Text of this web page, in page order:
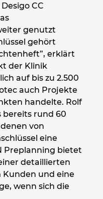
CC
genutzt
gehört
erklärt
der Klinik
auf bis zu 2.500
auch Projekte
handelte. Rolf
bereits rund 60
von
eine
Preplanning bietet
detaillierten
und eine
wenn sich die